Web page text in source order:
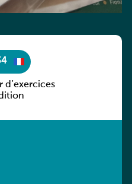
d’exercices